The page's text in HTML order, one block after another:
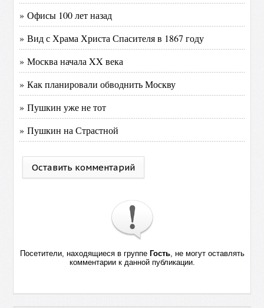
» Офисы 100 лет назад
» Вид с Храма Христа Спасителя в 1867 году
» Москва начала XX века
» Как планировали обводнить Москву
» Пушкин уже не тот
» Пушкин на Страстной
Оставить комментарий
Посетители, находящиеся в группе Гость, не могут оставлять
комментарии к данной публикации.